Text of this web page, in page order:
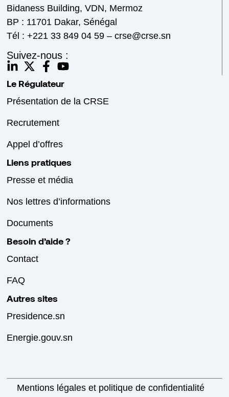
Bidaness Building, VDN, Mermoz
BP : 11701 Dakar, Sénégal
Tél : +221 33 849 04 59 – crse@crse.sn
Suivez-nous :
Le Régulateur
Présentation de la CRSE
Recrutement
Appel d’offres
Liens pratiques
Presse et média
Nos lettres d’informations
Documents
Besoin d’aide ?
Contact
FAQ
Autres sites
Presidence.sn
Energie.gouv.sn
Mentions légales et politique de confidentialité